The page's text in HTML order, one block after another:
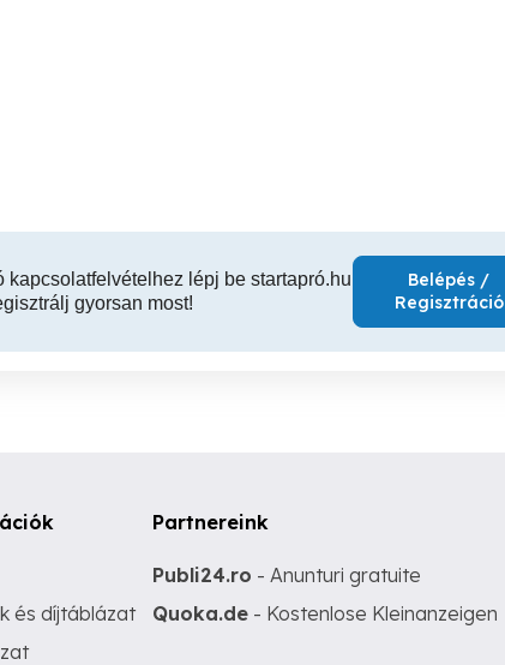
kapcsolatfelvételhez lépj be startapró.hu
gyorsan most!
Belépés /
Regisztráció
és díjtáblázat
Partnereink
Publi24.ro - Anunturi gratuite
Quoka.de - Kostenlose Kleinanzeigen